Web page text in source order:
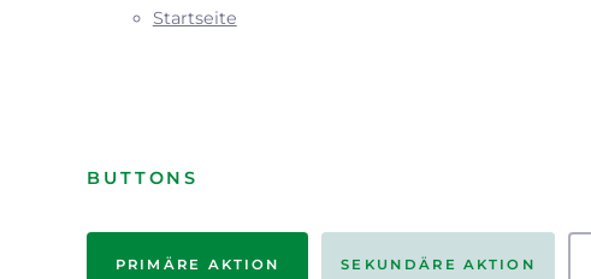
Startseite
BUTTONS
PRIMÄRE AKTION SEKUNDÄRE AKTION